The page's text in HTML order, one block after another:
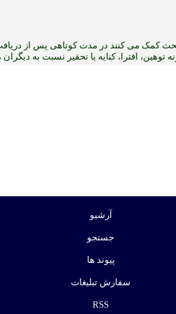
کمک می کنند در مدت کوتاهی پس از
توهین، افترا، کنایه یا تحقیر نسبت به
آرشیو
جستجو
پیوند ها
سفارش تبلیغات
RSS